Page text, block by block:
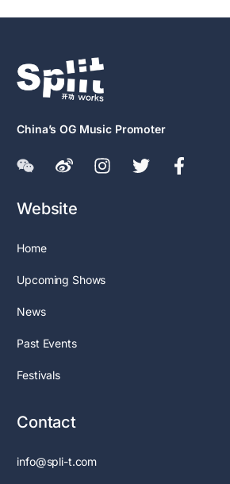
China’s OG Music Promoter
Website
Home
Upcoming Shows
News
Past Events
Festivals
Contact
info@spli-t.com